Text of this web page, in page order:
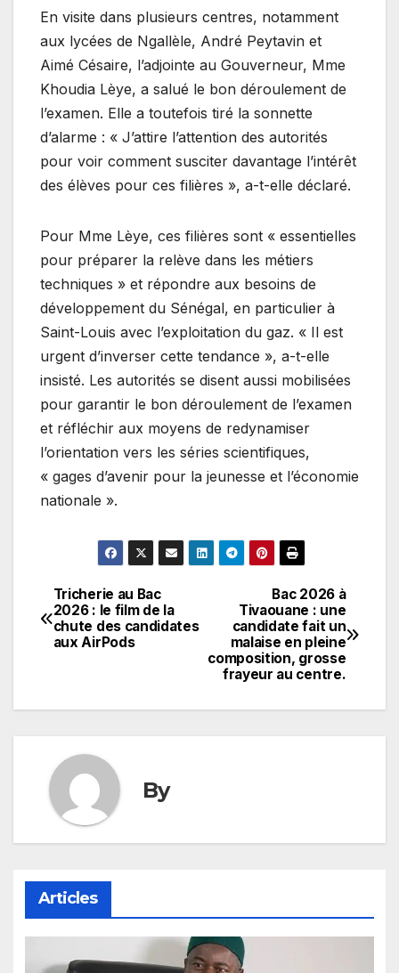
En visite dans plusieurs centres, notamment
aux lycées de Ngallèle, André Peytavin et
Aimé Césaire, l’adjointe au Gouverneur, Mme
Khoudia Lèye, a salué le bon déroulement de
l’examen. Elle a toutefois tiré la sonnette
d’alarme : « J’attire l’attention des autorités
pour voir comment susciter davantage l’intérêt
des élèves pour ces filières », a-t-elle déclaré.
Pour Mme Lèye, ces filières sont « essentielles
pour préparer la relève dans les métiers
techniques » et répondre aux besoins de
développement du Sénégal, en particulier à
Saint-Louis avec l’exploitation du gaz. « Il est
urgent d’inverser cette tendance », a-t-elle
insisté. Les autorités se disent aussi mobilisées
pour garantir le bon déroulement de l’examen
et réfléchir aux moyens de redynamiser
l’orientation vers les séries scientifiques,
« gages d’avenir pour la jeunesse et l’économie
nationale ».
Navigation
de
Bac 2026 à
Tivaouane : une
candidate fait un
malaise en pleine
composition, grosse
frayeur au centre.
Tricherie au Bac
2026 : le film de la
chute des candidates
aux AirPods
By
Articles